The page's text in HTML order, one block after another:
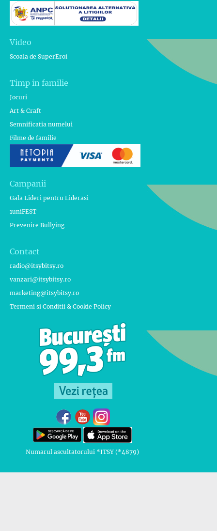
Video
Scoala de SuperEroi
Timp in familie
Jocuri
Art & Craft
Semnificatia numelui
Filme de familie
Campanii
Gala Lideri pentru Liderasi
1uniFEST
Prevenire Bullying
Contact
radio@itsybitsy.ro
vanzari@itsybitsy.ro
marketing@itsybitsy.ro
Termeni si Conditii & Cookie Policy
Numarul ascultatorului *ITSY (*4879)